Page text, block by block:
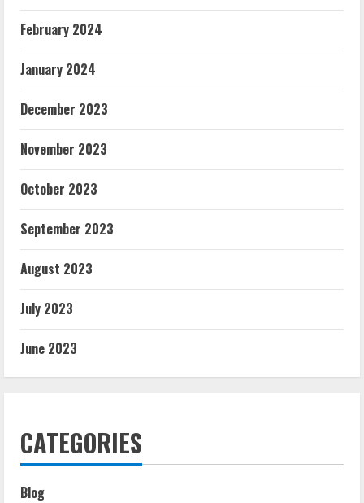
February 2024
January 2024
December 2023
November 2023
October 2023
September 2023
August 2023
July 2023
June 2023
CATEGORIES
Blog